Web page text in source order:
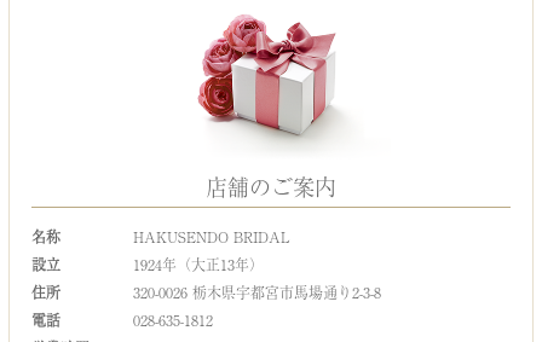
店舗のご案内
名称
HAKUSENDO BRIDAL
設立
1924年（大正13年）
住所
320-0026 栃木県宇都宮市馬場通り2-3-8
電話
028-635-1812